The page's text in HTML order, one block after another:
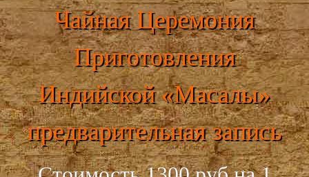
Чайная Церемония
Приготовления
Индийской «Масалы»
предварительная запись